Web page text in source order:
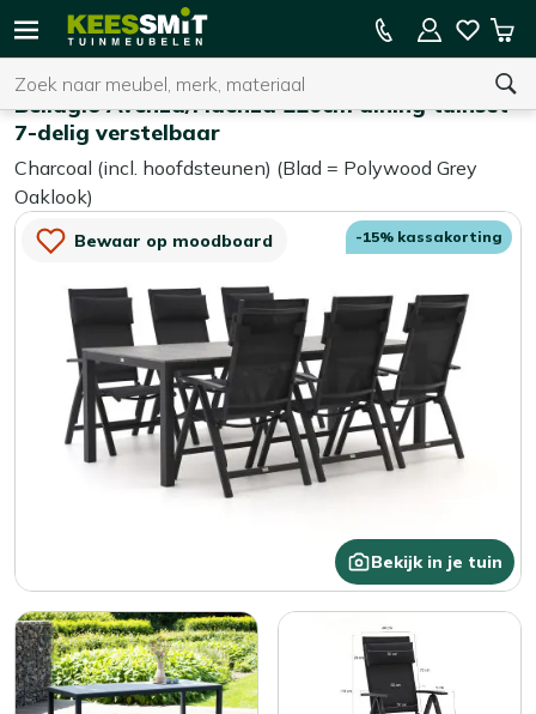
Kees
Tuinmeubelen
Zoeken
U heeft geen product(en) in uw winkelwagen.
15% kassakorting op de hele collectie
Bellagio Avenza/Fidenza 220cm dining tuinset
7-delig verstelbaar
Charcoal (incl. hoofdsteunen) (Blad = Polywood Grey
Oaklook)
Bewaar op moodboard
Bekijk in je tuin
-15% kassakorting